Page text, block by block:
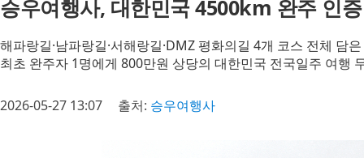
승우여행사, 대한민국 4500km 완주 인증
해파랑길·남파랑길·서해랑길·DMZ 평화의길 4개 코스 전체 담
최초 완주자 1명에게 800만원 상당의 대한민국 전국일주 여행
2026-05-27 13:07 출처: 승우여행사